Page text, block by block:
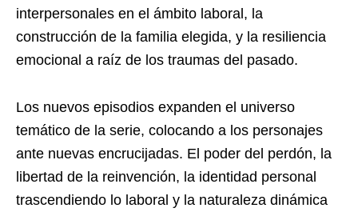
interpersonales en el ámbito laboral, la
construcción de la familia elegida, y la resiliencia
emocional a raíz de los traumas del pasado.
Los nuevos episodios expanden el universo
temático de la serie, colocando a los personajes
ante nuevas encrucijadas. El poder del perdón, la
libertad de la reinvención, la identidad personal
trascendiendo lo laboral y la naturaleza dinámica